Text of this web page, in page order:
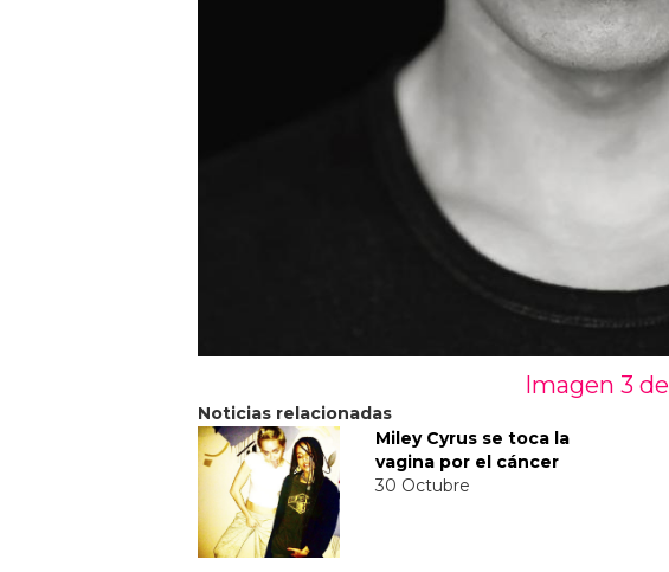
Imagen 3 de
Noticias relacionadas
Miley Cyrus se toca la
vagina por el cáncer
30 Octubre